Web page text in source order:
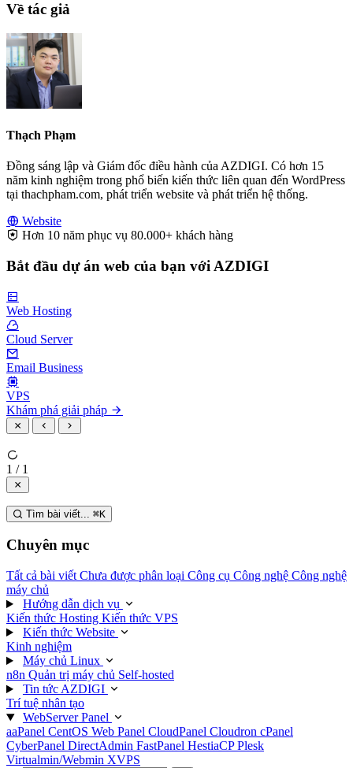
Về tác giả
Thạch Phạm
Đồng sáng lập và Giám đốc điều hành của AZDIGI. Có hơn 15
năm kinh nghiệm trong phổ biến kiến thức liên quan đến WordPress
tại thachpham.com, phát triển website và phát triển hệ thống.
Website
Hơn 10 năm phục vụ 80.000+ khách hàng
Bắt đầu dự án web của bạn với AZDIGI
Web Hosting
Cloud Server
Email Business
VPS
Khám phá giải pháp
1 / 1
Tìm bài viết... ⌘K
Chuyên mục
Tất cả bài viết Chưa được phân loại Công cụ Công nghệ Công nghệ
máy chủ
Hướng dẫn dịch vụ
Kiến thức Hosting Kiến thức VPS
Kiến thức Website
Kinh nghiệm
Máy chủ Linux
n8n Quản trị máy chủ Self-hosted
Tin tức AZDIGI
Trí tuệ nhân tạo
WebServer Panel
aaPanel CentOS Web Panel CloudPanel Cloudron cPanel
CyberPanel DirectAdmin FastPanel HestiaCPPlesk
Virtualmin/Webmin XVPS